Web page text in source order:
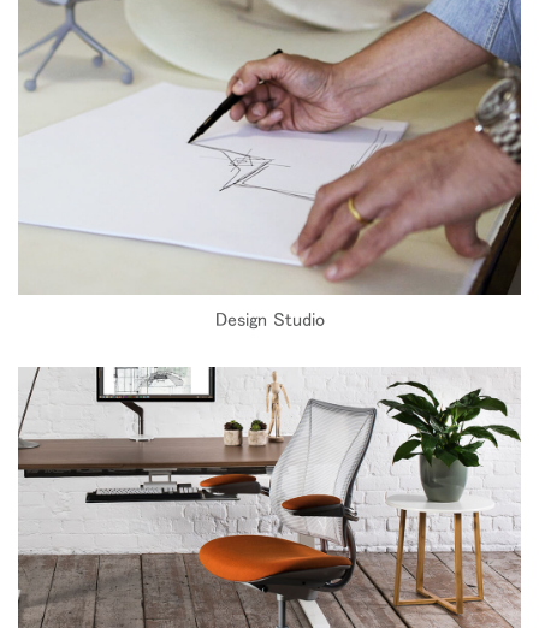
Design Studio